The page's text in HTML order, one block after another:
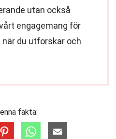
utan också
engagemang för
du utforskar och
fakta: